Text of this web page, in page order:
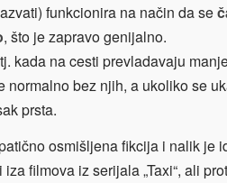
funkcionira na način da se
, što je zapravo genijalno.
kada na cesti prevladavaju
bez njih, a ukoliko se
prsta.
osmišljena fikcija i nalik je
filmova iz serijala „Taxi“, ali